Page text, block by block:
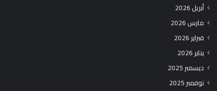
أبريل 2026
مارس 2026
فبراير 2026
يناير 2026
ديسمبر 2025
نوفمبر 2025